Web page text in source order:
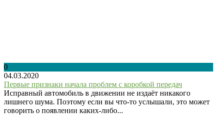
0
04.03.2020
Первые признаки начала проблем с коробкой передач
Исправный автомобиль в движении не издаёт никакого
лишнего шума. Поэтому если вы что-то услышали, это может
говорить о появлении каких-либо...